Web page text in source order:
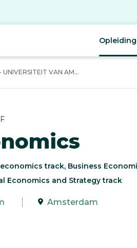
UNIVERSITEIT VAN AM...
track, Business
Economics and Strategy track
Amsterdam